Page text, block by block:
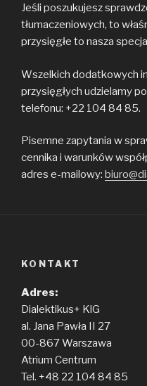
Jeśli poszukujesz
tłumaczeniowych, to
przysięgłe to nasza
Wszelkich dodatkowych
przysięgłych udzielamy
telefonu: +22 104 84 85.
Pisemne zapytania w
cennika i warunków
adres e-mailowy:
KONTAKT
Adres:
Dialektikus+ KlG
al. Jana Pawła II 27
00-867 Warszawa
Atrium Centrum
Tel. +48 22 104 84 85